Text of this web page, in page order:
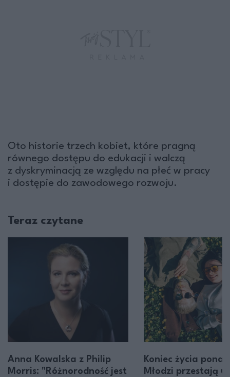
Oto historie trzech kobiet, które pragną
równego dostępu do edukacji i walczą
z dyskryminacją ze względu na płeć w pracy
i dostępie do zawodowego rozwoju.
Teraz czytane
Anna Kowalska z Philip
Morris: "Różnorodność jest
Koniec życia
Młodzi przestają